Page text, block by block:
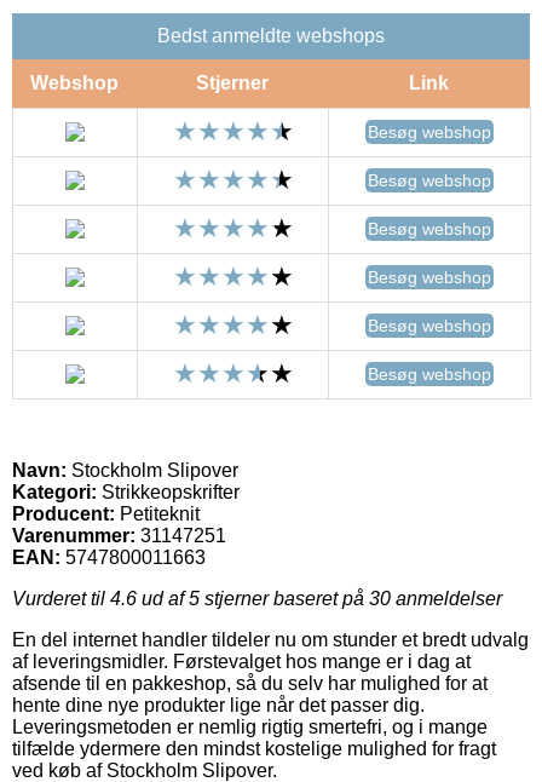
Bedst anmeldte webshops
Webshop Stjerner Link
Besøg webshop
Besøg webshop
Besøg webshop
Besøg webshop
Besøg webshop
Besøg webshop
Navn: Stockholm Slipover
Kategori: Strikkeopskrifter
Producent: Petiteknit
Varenummer: 31147251
EAN: 5747800011663
Vurderet til 4.6 ud af 5 stjerner baseret på 30 anmeldelser
En del internet handler tildeler nu om stunder et bredt udvalg
af leveringsmidler. Førstevalget hos mange er i dag at
afsende til en pakkeshop, så du selv har mulighed for at
hente dine nye produkter lige når det passer dig.
Leveringsmetoden er nemlig rigtig smertefri, og i mange
tilfælde ydermere den mindst kostelige mulighed for fragt
ved køb af Stockholm Slipover.